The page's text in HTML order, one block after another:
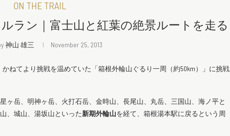
ON THE TRAIL
ラン｜富士山と紅葉の絶景ルートを走る
神山 雄三 November 25, 2013
かねてより挑戦を温めていた「箱根外輪山ぐるり一周（約50km）」に挑戦
ヶ岳、明神ヶ岳、火打石岳、金時山、長尾山、丸岳、三国山、海ノ平と
、城山、湯坂山といった新期外輪山を経て、箱根湯本駅に戻るという周